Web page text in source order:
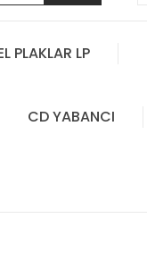
PLAKLAR LP
CD YABANCI